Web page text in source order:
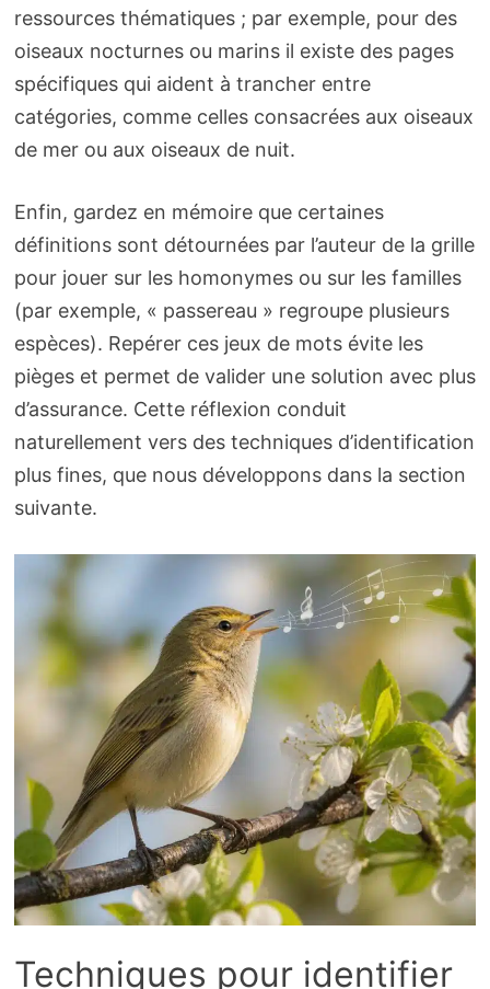
ressources thématiques ; par exemple, pour des
oiseaux nocturnes ou marins il existe des pages
spécifiques qui aident à trancher entre
catégories, comme celles consacrées aux oiseaux
de mer ou aux oiseaux de nuit.
Enfin, gardez en mémoire que certaines
définitions sont détournées par l’auteur de la grille
pour jouer sur les homonymes ou sur les familles
(par exemple, « passereau » regroupe plusieurs
espèces). Repérer ces jeux de mots évite les
pièges et permet de valider une solution avec plus
d’assurance. Cette réflexion conduit
naturellement vers des techniques d’identification
plus fines, que nous développons dans la section
suivante.
Techniques pour identifier